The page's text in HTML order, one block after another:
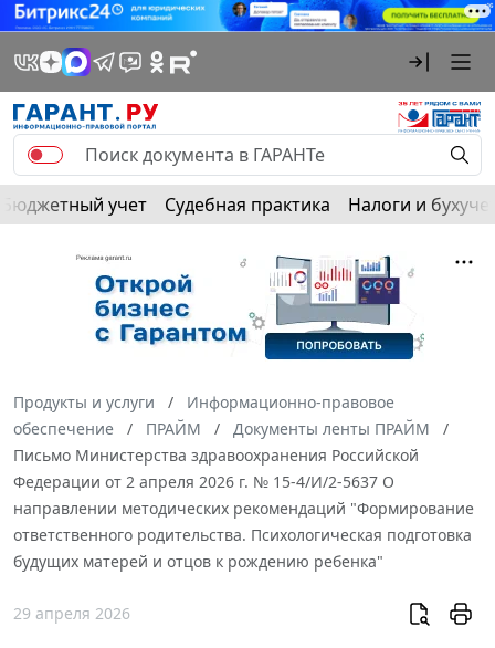
Бюджетный учет Судебная практика Налоги и
Продукты и услуги
Информационно-правовое
обеспечение
ПРАЙМ
Документы ленты ПРАЙМ
Письмо Министерства здравоохранения Российской
Федерации от 2 апреля 2026 г. № 15-4/И/2-5637 О
направлении методических рекомендаций "Формирование
ответственного родительства. Психологическая подготовка
будущих матерей и отцов к рождению ребенка"
29 апреля 2026